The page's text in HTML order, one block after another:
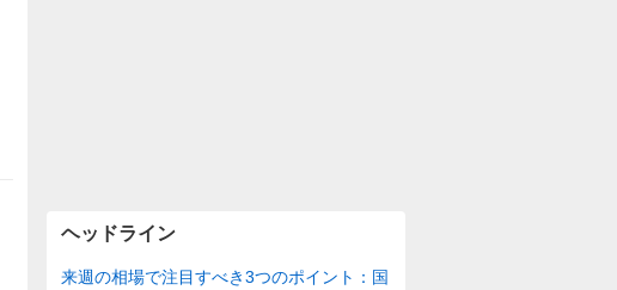
ヘッドライン
来週の相場で注目すべき3つのポイント：国